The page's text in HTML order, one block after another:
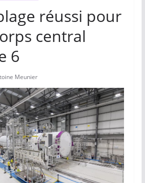
réussi pour
central
6
Meunier